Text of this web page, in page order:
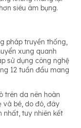
siêu âm bụng.
pháp truyền thống,
xung quanh
sử dụng công nghệ
12 tuần đầu mang
trên da nên hoàn
và bé, do đó, đây
tuy nhiên kết